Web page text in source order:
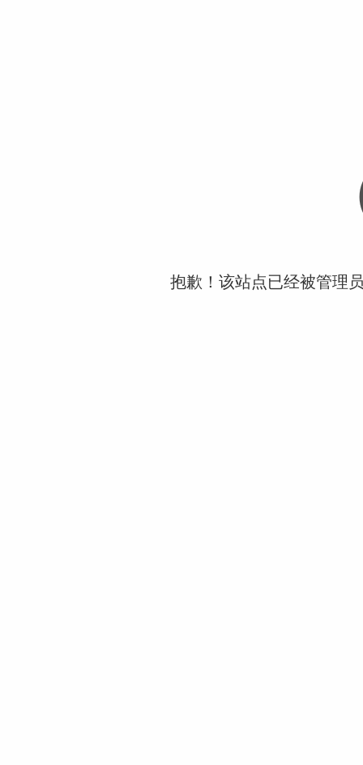
抱歉！该站点已经被管理